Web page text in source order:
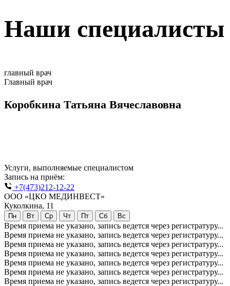
Наши специалисты
главный врач
Главный врач
Коробкина Татьяна Вячеславовна
Услуги, выполняемые специалистом
Запись на приём:
+7(473)212-12-22
ООО «ЦКО МЕДИНВЕСТ»
Куколкина, 11
Пн Вт Ср Чт Пт Сб Вс
Время приема не указано, запись ведется через регистратуру...
Время приема не указано, запись ведется через регистратуру...
Время приема не указано, запись ведется через регистратуру...
Время приема не указано, запись ведется через регистратуру...
Время приема не указано, запись ведется через регистратуру...
Время приема не указано, запись ведется через регистратуру...
Время приема не указано, запись ведется через регистратуру...